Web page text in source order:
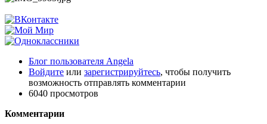
Блог пользователя Angela
Войдите или зарегистрируйтесь, чтобы получить
возможность отправлять комментарии
6040 просмотров
Комментарии